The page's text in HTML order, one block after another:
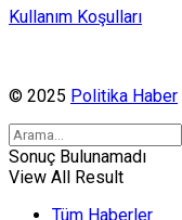
Kullanım Koşulları
© 2025 Politika Haber
Sonuç Bulunamadı
View All Result
Tüm Haberler